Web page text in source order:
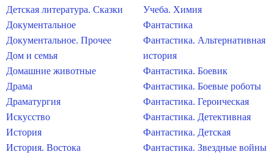
Детская литература. Сказки
Документальное
Документальное. Прочее
Дом и семья
Домашние животные
Драма
Драматургия
Искусство
История
История. Востока
Учеба. Химия
Фантастика
Фантастика. Альтернативная
история
Фантастика. Боевик
Фантастика. Боевые роботы
Фантастика. Героическая
Фантастика. Детективная
Фантастика. Детская
Фантастика. Звездные войны